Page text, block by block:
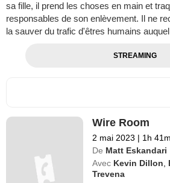
sa fille, il prend les choses en main et
responsables de son enlèvement. Il ne
la sauver du trafic d'êtres humains
STREAMING
Wire Room
2 mai 2023 | 1h
De Matt Eskandari
Avec Kevin Dillon
Trevena